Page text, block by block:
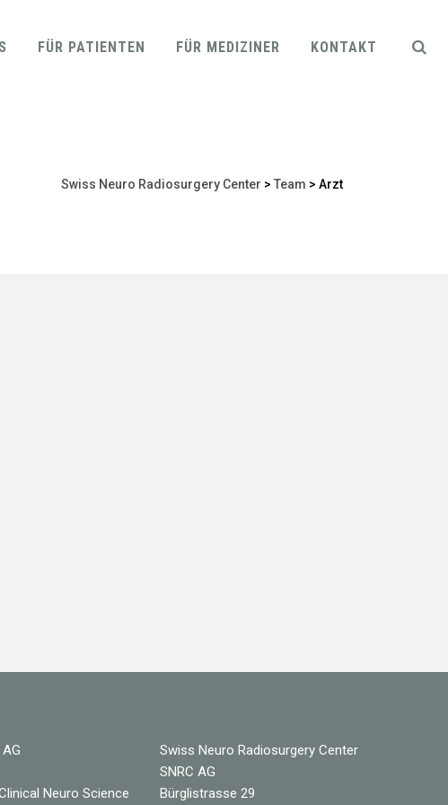
FÜR PATIENTEN FÜR MEDIZINER KONTAKT
Swiss Neuro Radiosurgery Center > Team > Arzt
Neuro Science
Swiss Neuro Radiosurgery Center
SNRC AG
Bürglistrasse 29